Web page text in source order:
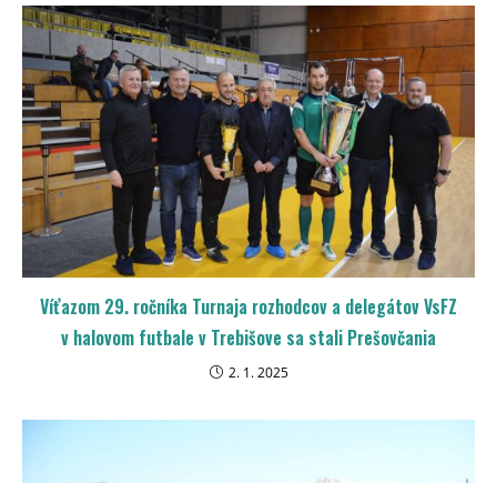
Víťazom 29. ročníka Turnaja rozhodcov a delegátov VsFZ
v halovom futbale v Trebišove sa stali Prešovčania
2. 1. 2025